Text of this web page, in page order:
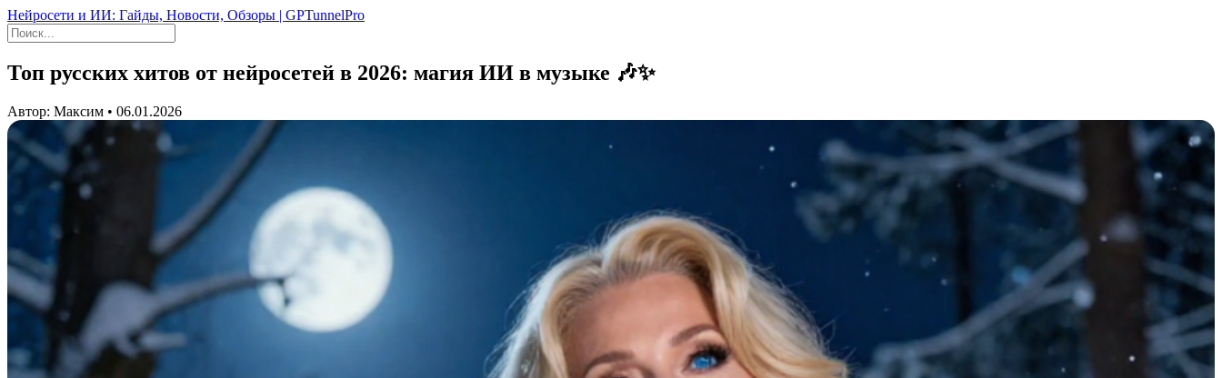
Нейросети и ИИ: Гайды, Новости, Обзоры | GPTunnelPro
Топ русских хитов от нейросетей в 2026: магия ИИ в музыке 🎶✨
Автор: Максим • 06.01.2026